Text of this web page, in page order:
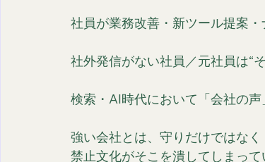
社員が業務改善・新ツール提案
社外発信がない社員／元社員は“
検索・AI時代において「会社の
強い会社とは、守りだけではな
禁止文化がそこを潰してしまって